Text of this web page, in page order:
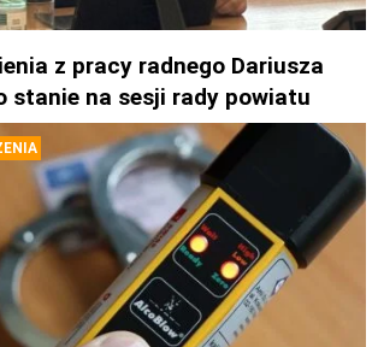
z pracy radnego Dariusza
stanie na sesji rady powiatu